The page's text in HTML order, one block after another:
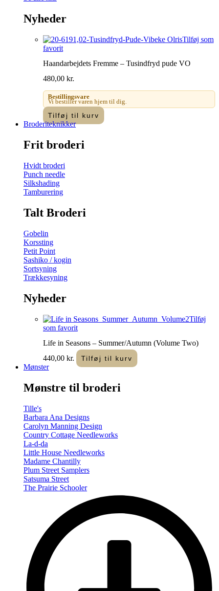
Nyheder
Tilføj som
favorit
Haandarbejdets Fremme – Tusindfryd pude VO
480,00 kr.
Bestillingsvare
Vi bestiller varen hjem til dig.
Tilføj til kurv
Broderiteknikker
Frit broderi
Hvidt broderi
Punch needle
Silkshading
Tamburering
Talt Broderi
Gobelin
Korssting
Petit Point
Sashiko / kogin
Sortsyning
Trækkesyning
Nyheder
Tilføj
som favorit
Life in Seasons – Summer/Autumn (Volume Two)
440,00 kr. Tilføj til kurv
Mønster
Mønstre til broderi
Tille's
Barbara Ana Designs
Carolyn Manning Design
Country Cottage Needleworks
La-d-da
Little House Needleworks
Madame Chantilly
Plum Street Samplers
Satsuma Street
The Prairie Schooler